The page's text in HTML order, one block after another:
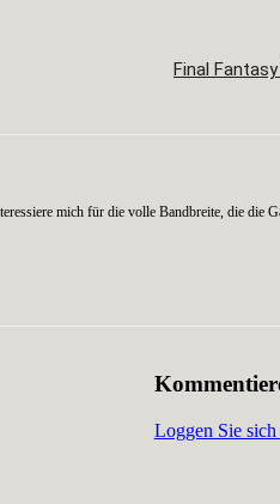
Final
mich für die volle Bandbreite, die die
Loggen Sie